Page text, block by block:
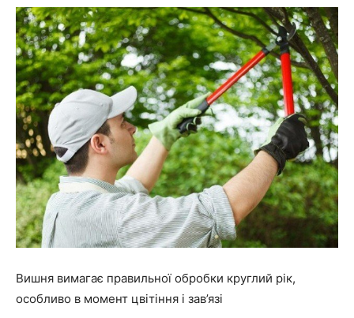
Вишня вимагає правильної обробки круглий рік,
особливо в момент цвітіння і зав’язі